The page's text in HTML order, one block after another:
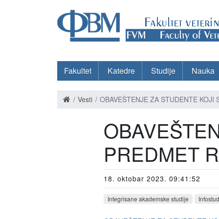
Fakultet Katedre Studije Nauka
Vesti OBAVEŠTENJE ZA STUDENTE KOJI
PREDMET
18. oktobar 2023. 09:41:52
Integrisane akademske studije Infostud